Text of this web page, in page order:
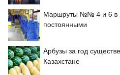
Маршруты №№ 4 и 6 в
постоянными
Арбузы за год
Казахстане